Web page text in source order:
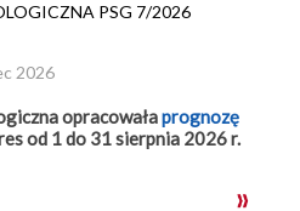
PSG 7/2026
2026
opracowałaprognozę
od 1 do 31 sierpnia 2026 r.